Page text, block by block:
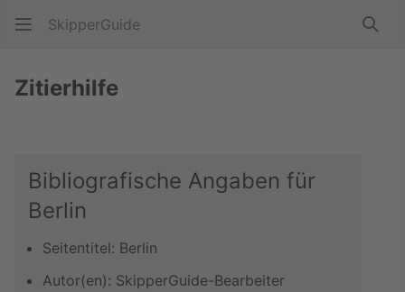
SkipperGuide
Zitierhilfe
Bibliografische Angaben für
Berlin
Seitentitel: Berlin
Autor(en): SkipperGuide-Bearbeiter